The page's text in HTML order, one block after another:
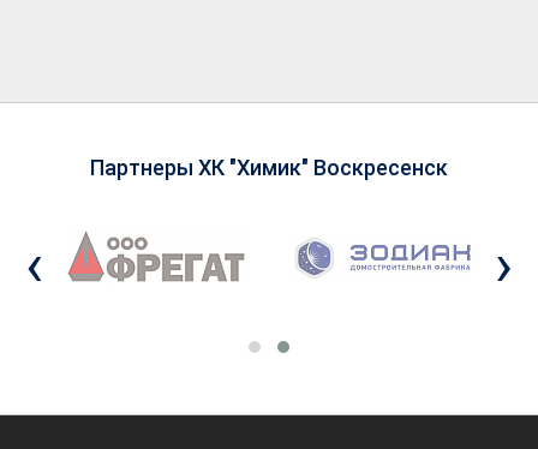
Партнеры ХК "Химик" Воскресенск
‹ ›